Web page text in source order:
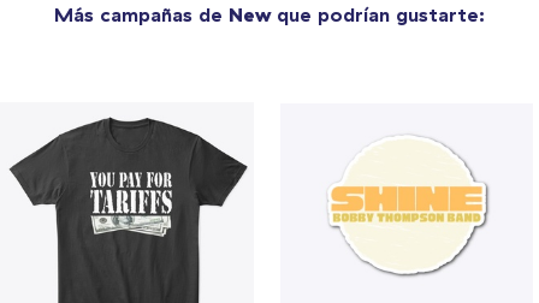
Más campañas de Newque podrían gustarte: